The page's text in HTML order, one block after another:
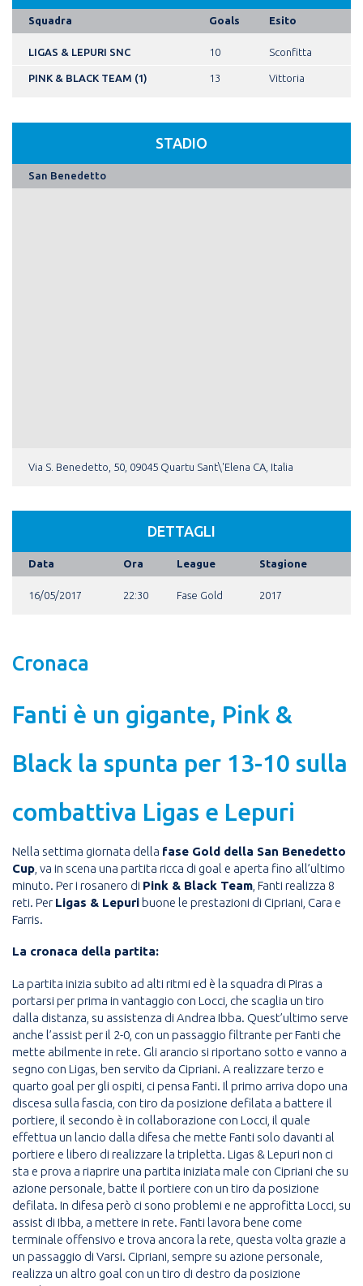
Squadra Goals Esito
LIGAS & LEPURI SNC 10 Sconfitta
PINK & BLACK TEAM (1) 13 Vittoria
STADIO
San Benedetto
Via S. Benedetto, 50, 09045 Quartu Sant\'Elena CA, Italia
DETTAGLI
Data Ora League Stagione
16/05/2017 22:30 Fase Gold 2017
Cronaca
Fanti è un gigante, Pink &
Black la spunta per 13-10 sulla
combattiva Ligas e Lepuri
Nella settima giornata della fase Gold della San Benedetto
Cup , va in scena una partita ricca di goal e aperta fino all’ultimo
minuto. Per i rosanero di Pink & Black Team , Fanti realizza 8
reti. Per Ligas & Lepuri buone le prestazioni di Cipriani, Cara e
Farris.
La cronaca della partita:
La partita inizia subito ad alti ritmi ed è la squadra di Piras a
portarsi per prima in vantaggio con Locci, che scaglia un tiro
dalla distanza, su assistenza di Andrea Ibba. Quest’ultimo serve
anche l’assist per il 2-0, con un passaggio filtrante per Fanti che
mette abilmente in rete. Gli arancio si riportano sotto e vanno a
segno con Ligas, ben servito da Cipriani. A realizzare terzo e
quarto goal per gli ospiti, ci pensa Fanti. Il primo arriva dopo una
discesa sulla fascia, con tiro da posizione defilata a battere il
portiere, il secondo è in collaborazione con Locci, il quale
effettua un lancio dalla difesa che mette Fanti solo davanti al
portiere e libero di realizzare la tripletta. Ligas & Lepuri non ci
sta e prova a riaprire una partita iniziata male con Cipriani che su
azione personale, batte il portiere con un tiro da posizione
defilata. In difesa però ci sono problemi e ne approfitta Locci, su
assist di Ibba, a mettere in rete. Fanti lavora bene come
terminale offensivo e trova ancora la rete, questa volta grazie a
un passaggio di Varsi. Cipriani, sempre su azione personale,
realizza un altro goal con un tiro di destro da posizione